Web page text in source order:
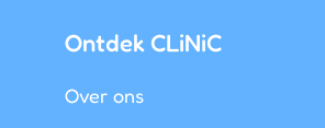
Ontdek CLiNiC
Over ons